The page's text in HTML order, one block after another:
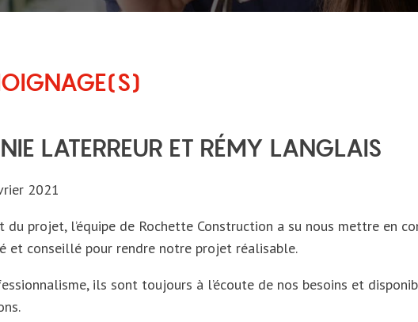
LATERREUR ET RÉMY LANGLAIS
2021
du projet, l’équipe de Rochette Construction a su nous mettre en
et conseillé pour rendre notre projet réalisable.
ils sont toujours à l’écoute de nos besoins et